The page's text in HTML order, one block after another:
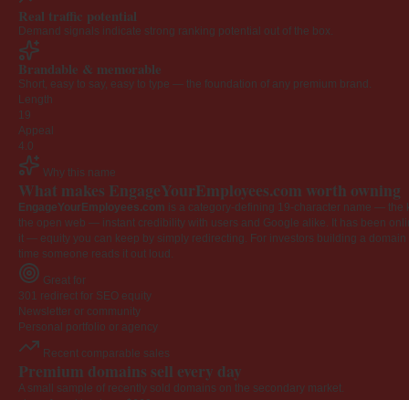
Real traffic potential
Demand signals indicate strong ranking potential out of the box.
Brandable & memorable
Short, easy to say, easy to type — the foundation of any premium brand.
Length
19
Appeal
4.0
Why this name
What makes EngageYourEmployees.com worth owning
EngageYourEmployees.com is a category-defining 19-character name — the
the open web — instant credibility with users and Google alike. It has been
it — equity you can keep by simply redirecting. For investors building a
time someone reads it out loud.
Great for
301 redirect for SEO equity
Newsletter or community
Personal portfolio or agency
Recent comparable sales
Premium domains sell every day
A small sample of recently sold domains on the secondary market.